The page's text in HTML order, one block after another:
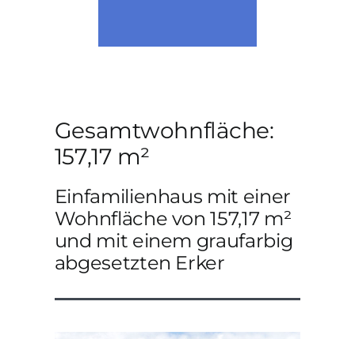
Gesamtwohnfläche:
157,17 m²
Einfamilienhaus mit einer
Wohnfläche von 157,17 m²
und mit einem graufarbig
abgesetzten Erker